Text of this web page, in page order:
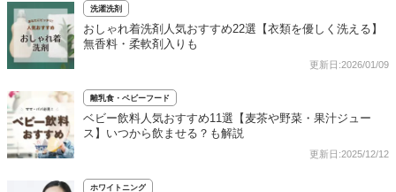
洗濯洗剤
おしゃれ着洗剤人気おすすめ22選【衣類を優しく洗える】
無香料・柔軟剤入りも
更新日:2026/01/09
離乳食・ベビーフード
ベビー飲料人気おすすめ11選【麦茶や野菜・果汁ジュー
ス】いつから飲ませる？も解説
更新日:2025/12/12
ホワイトニング